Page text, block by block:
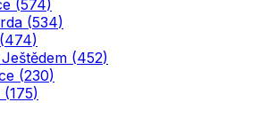
(574)
(534)
(474)
(452)
(230)
(175)